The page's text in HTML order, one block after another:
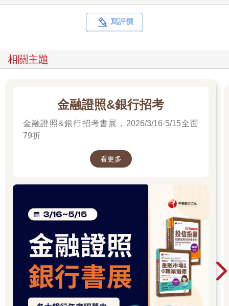
寫評價
相關主題
金融證照&銀行招考
金融證照&銀行招考書展，2026/3/16-5/15全面
79折
看更多